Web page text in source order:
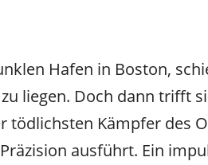
Hafen in Boston,
liegen. Doch dann trifft
tödlichsten Kämpfer des
ausführt. Ein